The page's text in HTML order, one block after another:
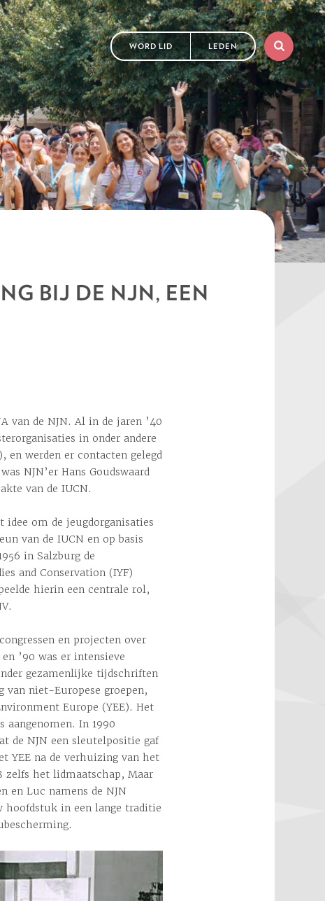
WORD LID LEDEN
BIJ DE NJN, EEN
van de NJN. Al in de jaren ’40
in onder andere
en werden er contacten gelegd
NJN’er Hans Goudswaard
van de IUCN.
idee om de jeugdorganisaties
van de IUCN en op basis
in Salzburg de
and Conservation (IYF)
hierin een centrale rol,
en projecten over
’90 was er intensieve
gezamenlijke tijdschriften
van niet-Europese groepen,
Europe (YEE). Het
aangenomen. In 1990
de NJN een sleutelpositie gaf
YEE na de verhuizing van het
zelfs het lidmaatschap, Maar
en Luc namens de NJN
hoofdstuk in een lange traditie